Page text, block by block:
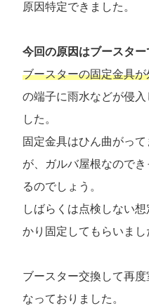
原因特定できました。
今回の原因はブースター
ブースターの固定金具
の端子に雨水などが侵
した。
固定金具はひん曲がっ
が、ガルバ屋根なので
るのでしょう。
しばらくは点検しない
かり固定してもらいまし
ブースター交換して再
なっておりました。